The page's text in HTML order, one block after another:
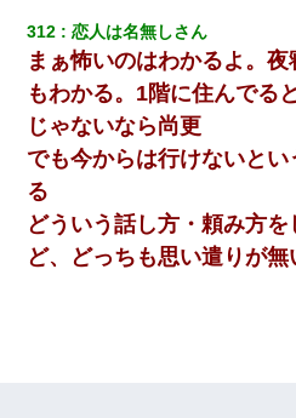
小学生の妹が20代の弟とチューし
見てから実家を出た。それから15
くもう堕胎できない月なんだと母
タあんてな
私「結婚やめるわ」 婚約者「え？
結果…｜生活｜ワロタあんてな
日航機墜落事故の「ここからは日
感がヤバイ・・・
312 恋人は名無しさん
まぁ怖いのはわかるよ。
もわかる。1階に住んでる
じゃないなら尚更
でも今からは行けないと
る
どういう話し方・頼み方
ど、どっちも思い遣りが